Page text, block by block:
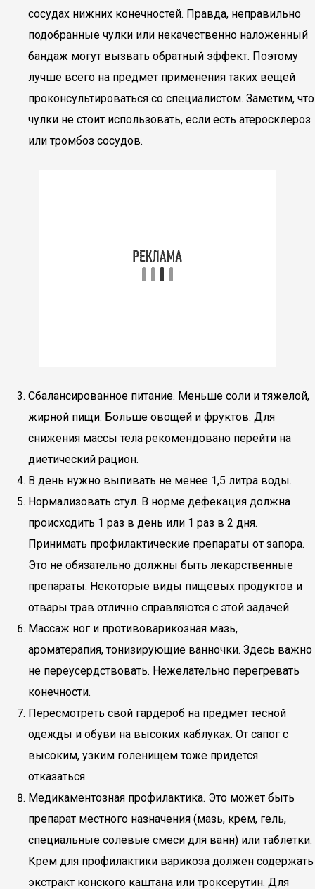
сосудах нижних конечностей. Правда, неправильно
подобранные чулки или некачественно наложенный
бандаж могут вызвать обратный эффект. Поэтому
лучше всего на предмет применения таких вещей
проконсультироваться со специалистом. Заметим, что
чулки не стоит использовать, если есть атеросклероз
или тромбоз сосудов.
Сбалансированное питание. Меньше соли и тяжелой,
жирной пищи. Больше овощей и фруктов. Для
снижения массы тела рекомендовано перейти на
диетический рацион.
В день нужно выпивать не менее 1,5 литра воды.
Нормализовать стул. В норме дефекация должна
происходить 1 раз в день или 1 раз в 2 дня.
Принимать профилактические препараты от запора.
Это не обязательно должны быть лекарственные
препараты. Некоторые виды пищевых продуктов и
отвары трав отлично справляются с этой задачей.
Массаж ног и противоварикозная мазь,
ароматерапия, тонизирующие ванночки. Здесь важно
не переусердствовать. Нежелательно перегревать
конечности.
Пересмотреть свой гардероб на предмет тесной
одежды и обуви на высоких каблуках. От сапог с
высоким, узким голенищем тоже придется
отказаться.
Медикаментозная профилактика. Это может быть
препарат местного назначения (мазь, крем, гель,
специальные солевые смеси для ванн) или таблетки.
Крем для профилактики варикоза должен содержать
экстракт конского каштана или троксерутин. Для